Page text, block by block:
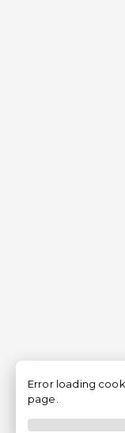
Error loading
page.